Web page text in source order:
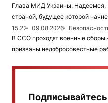
Глава МИД Украины: Надеемся,
страной, будущее которой
15:22
09.08.2026
В ССО проходят военные сборы
призваны недобросовестные
Подписывайтесь